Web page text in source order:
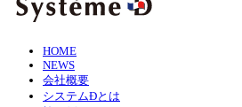
HOME
NEWS
会社概要
システムÐとは